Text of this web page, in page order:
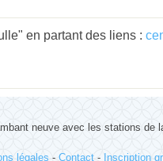
en partant des liens :
neuve avec les stations de
légales - Contact - Inscription